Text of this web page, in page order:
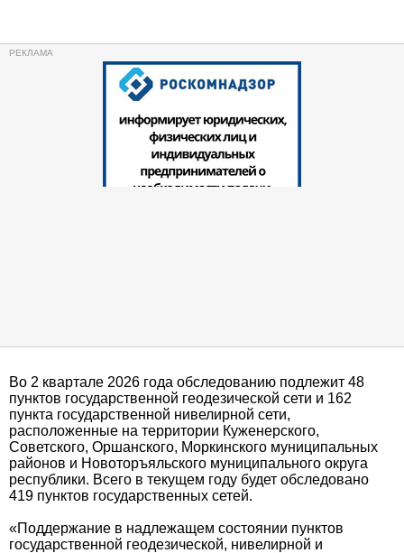
Во 2 квартале 2026 года обследованию подлежит 48
пунктов государственной геодезической сети и 162
пункта государственной нивелирной сети,
расположенные на территории Куженерского,
Советского, Оршанского, Моркинского муниципальных
районов и Новоторъяльского муниципального округа
республики. Всего в текущем году будет обследовано
419 пунктов государственных сетей.
«Поддержание в надлежащем состоянии пунктов
государственной геодезической, нивелирной и